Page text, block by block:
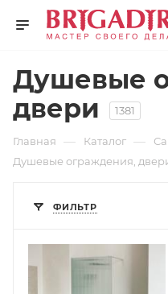
Душевые
двери
1381
Главная — Каталог —
Душевые ограждения,
ФИЛЬТР